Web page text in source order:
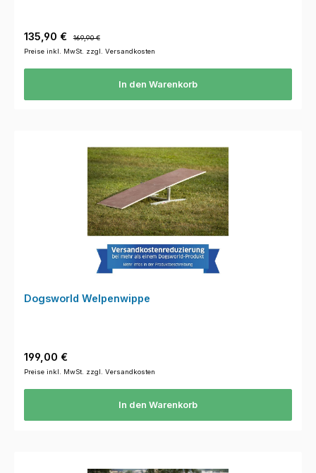
Verkaufspreis:
135,90 €
169,90 €
Preise inkl. MwSt. zzgl. Versandkosten
In den Warenkorb
Dogsworld Welpenwippe
Regulärer Preis:
199,00 €
Preise inkl. MwSt. zzgl. Versandkosten
In den Warenkorb